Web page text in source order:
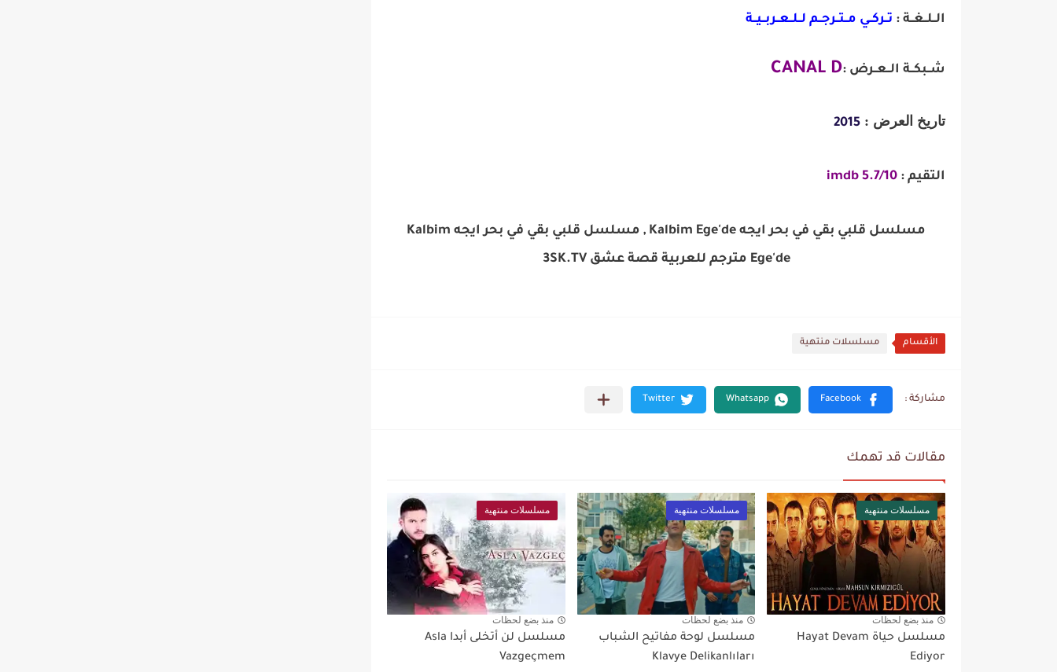
الــلــغــة : تــركــي مــتــرجــم لــلــعــربــيــة
شــبكــة الــعــرض :CANAL D
تاريخ العرض : 2015
التقيم : 5.7/10 imdb
مسلسل قلبي بقي في بحر ايجه Kalbim Ege'de , مسلسل قلبي بقي في بحر ايجه Kalbim
Ege'de مترجم للعربية قصة عشق 3SK.TV
الأقسام مسلسلات منتهية
مقالات قد تهمك
مسلسلات منتهية
منذ بضع لحظات
مسلسل حياة Hayat Devam
Ediyor
مسلسلات منتهية
منذ بضع لحظات
مسلسل لوحة مفاتيح الشباب
Klavye Delikanlıları
مسلسلات منتهية
منذ بضع لحظات
مسلسل لن أتخلى أبدا Asla
Vazgeçmem